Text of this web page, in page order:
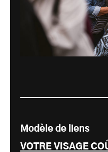
Modèle de liens
VOTRE VISAGE